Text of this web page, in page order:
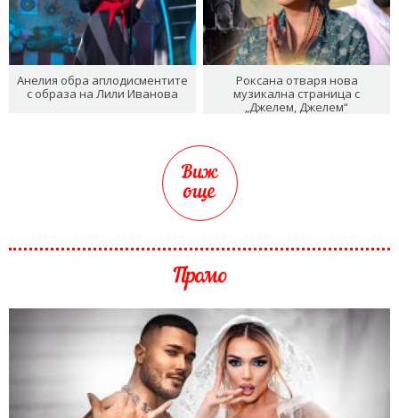
Анелия обра аплодисментите
с образа на Лили Иванова
Роксана отваря нова
музикална страница с
„Джелем, Джелем“
Виж
още
Промо